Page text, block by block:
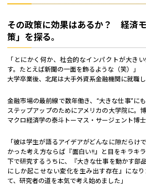
その政策に効果はあるか？ 経済
策」を探る。
「とにかく何か、社会的なインパクトが大き
す。たとえば新聞の一面を飾るような（笑）」
大学卒業後、北尾は大手外資系金融機関に就職し
金融市場の最前線で数年働き、“大きな仕事”に
ステップアップのためにアメリカの大学院に。
マクロ経済学の泰斗トーマス・サージェント博士
「彼は学生が語るアイデアがどんなに隙だらけ
かった考え方ならば『面白い!!』と目をキラキ
下で研究するうちに、『大きな仕事を動かす部
にしか起こせない変化を生み出す存在』にな
て、研究者の道を本気で考え始めました」